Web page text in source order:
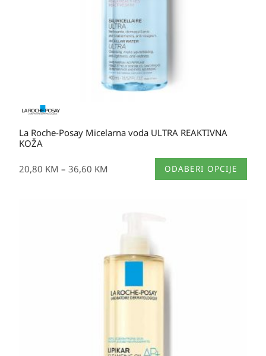
La Roche-Posay Micelarna voda ULTRA REAKTIVNA
KOŽA
20,80 KM – 36,60 KM ODABERI OPCIJE
Ovaj
proizvod
se
mogu
odabrati